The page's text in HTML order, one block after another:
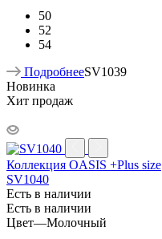
50
52
54
ПодробнееSV1039
Новинка
Хит продаж
Коллекция OASIS +Plus size
SV1040
Есть в наличии
Есть в наличии
Цвет—Молочный